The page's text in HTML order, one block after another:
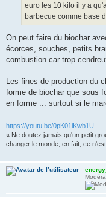
euro les 10 kilo il y a
barbecue comme base
On peut faire du biochar
écorces, souches, petits
combustion car trop
Les fines de production du
forme de biochar que sous
en forme ... surtout si le
https://youtu.be/0pK01iKwb1U
« Ne doutez jamais qu'un petit
changer le monde, en fait, ce